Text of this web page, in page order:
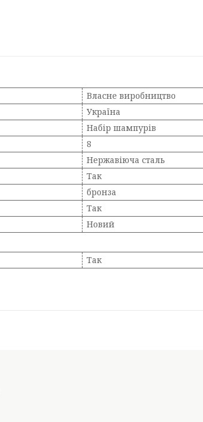
Власне виробництво
Україна
Набір шампурів
8
Нержавіюча сталь
Так
бронза
Так
Новий
Так